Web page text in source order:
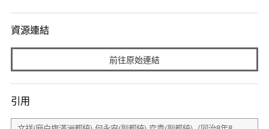
資源連結
前往原始連結
引用